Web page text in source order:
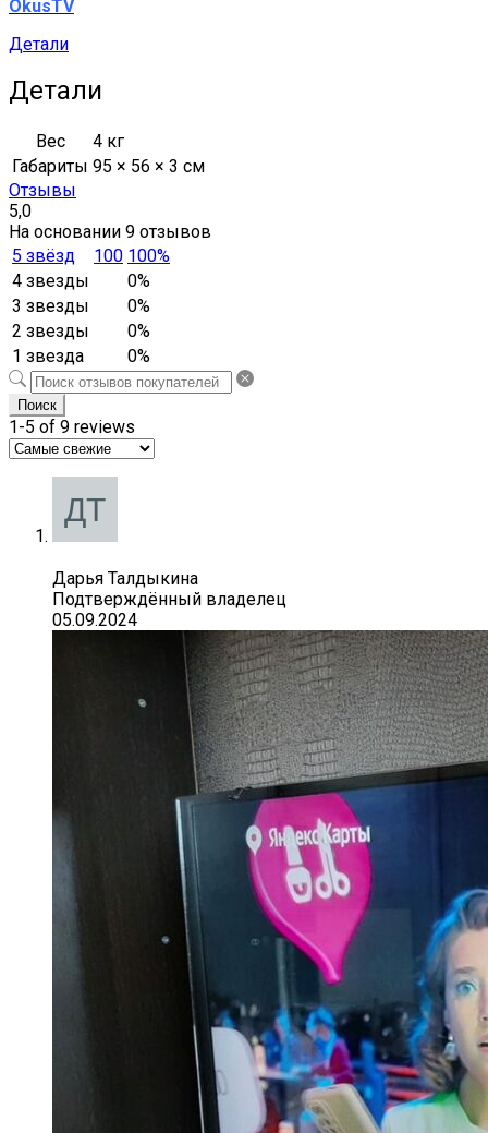
OkusTV
Детали
Детали
Вес
4 кг
Габариты 95 × 56 × 3 см
Отзывы
5,0
На основании 9 отзывов
5 звёзд
100 100%
4 звезды
0%
3 звезды
0%
2 звезды
0%
1 звезда
0%
Поиск
1-5 of 9 reviews
Дарья Талдыкина
Подтверждённый владелец
05.09.2024